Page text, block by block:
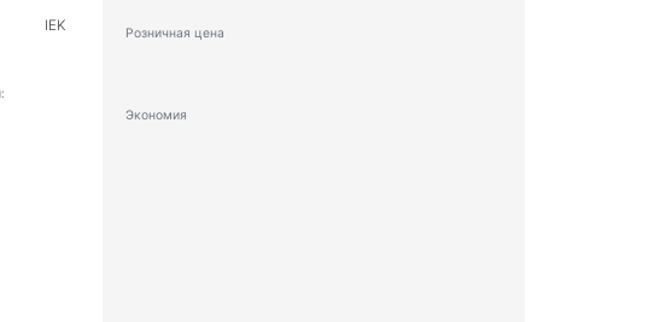
IEK Розничная цена
Экономия